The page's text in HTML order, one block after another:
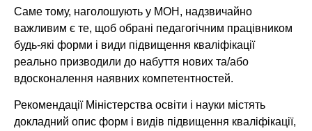
Саме тому, наголошують у МОН, надзвичайно
важливим є те, щоб обрані педагогічним працівником
будь-які форми і види підвищення кваліфікації
реально призводили до набуття нових та/або
вдосконалення наявних компетентностей.
Рекомендації Міністерства освіти і науки містять
докладний опис форм і видів підвищення кваліфікації,